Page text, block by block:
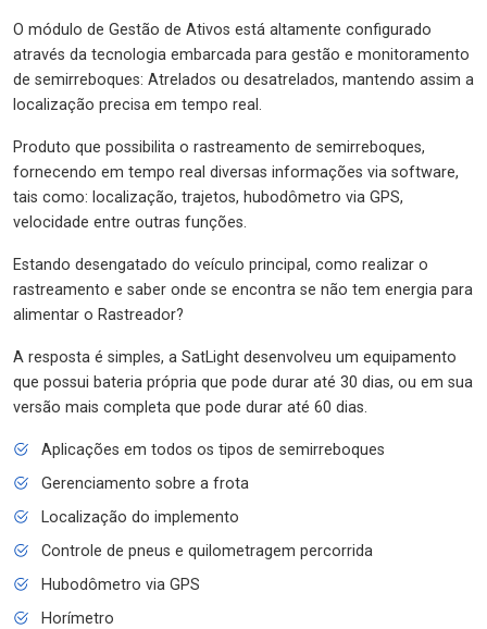
O módulo de Gestão de Ativos está altamente configurado
através da tecnologia embarcada para gestão e monitoramento
de semirreboques: Atrelados ou desatrelados, mantendo assim a
localização precisa em tempo real.
Produto que possibilita o rastreamento de semirreboques,
fornecendo em tempo real diversas informações via software,
tais como: localização, trajetos, hubodômetro via GPS,
velocidade entre outras funções.
Estando desengatado do veículo principal, como realizar o
rastreamento e saber onde se encontra se não tem energia para
alimentar o Rastreador?
A resposta é simples, a SatLight desenvolveu um equipamento
que possui bateria própria que pode durar até 30 dias, ou em sua
versão mais completa que pode durar até 60 dias.
Aplicações em todos os tipos de semirreboques
Gerenciamento sobre a frota
Localização do implemento
Controle de pneus e quilometragem percorrida
Hubodômetro via GPS
Horímetro